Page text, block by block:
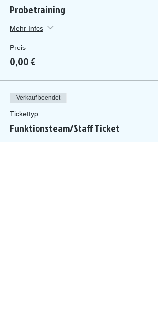
Probetraining
Mehr Infos
Preis
0,00 €
Verkauf beendet
Tickettyp
Funktionsteam/Staff Ticket